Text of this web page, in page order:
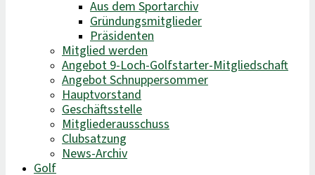
Aus dem Sportarchiv
Gründungsmitglieder
Präsidenten
Mitglied werden
Angebot 9-Loch-Golfstarter-Mitgliedschaft
Angebot Schnuppersommer
Hauptvorstand
Geschäftsstelle
Mitgliederausschuss
Clubsatzung
News-Archiv
Golf